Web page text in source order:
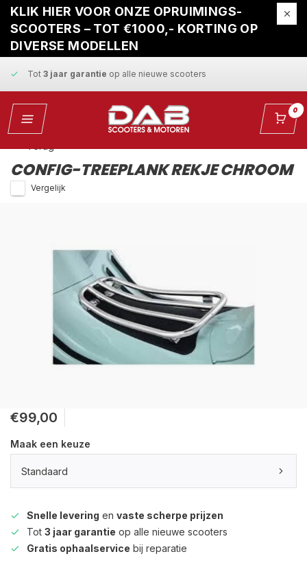
KLIK HIER VOOR ONZE OPRUIMINGS-
SCOOTERS – TOT €1000,- KORTING OP
DIVERSE MODELLEN
Gratis ophaalservicebij reparatie
Snelle leveringen vaste scherpe prijzen
Tot 3 jaar garantie op alle nieuwe scooters
Gratis ophaalservicebij reparatie 0
CONFIG-TREEPLANK REKJE CHROOM
Vergelijk
€99,00
Maak een keuze
Standaard
Snelle levering en vaste scherpe prijzen
Tot 3 jaar garantie op alle nieuwe scooters
Gratis ophaalservice bij reparatie